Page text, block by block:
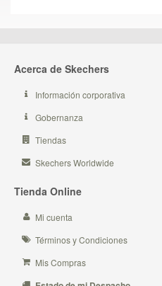
Acerca de Skechers
Información corporativa
Gobernanza
Tiendas
Skechers Worldwide
Tienda Online
Mi cuenta
Términos y Condiciones
Mis Compras